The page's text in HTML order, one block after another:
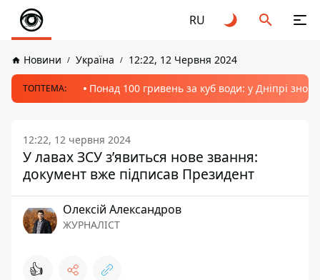
RU
Новини Україна 12:22, 12 Червня 2024
ТОПТЕМА: Понад 100 гривень за куб води: у Дніпрі
12:22, 12 червня 2024
У лавах ЗСУ з’явиться нове звання:
документ вже підписав Президент
Олексій Александров
ЖУРНАЛІСТ
👍